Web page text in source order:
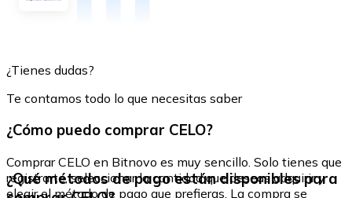
¿Tienes dudas?
Te contamos todo lo que necesitas saber
¿Cómo puedo comprar CELO?
Comprar CELO en Bitnovo es muy sencillo. Solo tienes que
registrarte, seleccionar la cantidad que deseas adquirir y
elegir el método de pago que prefieras. La compra se
¿Qué métodos de pago están disponibles para